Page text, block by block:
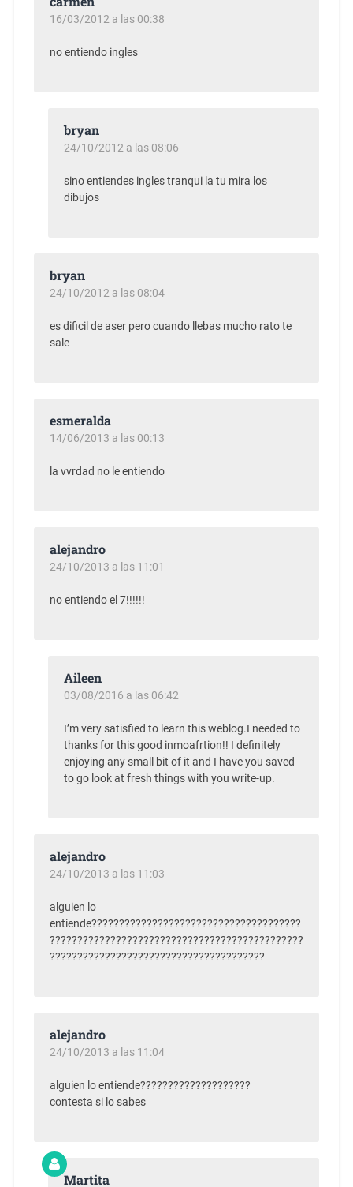
16/03/2012 a las 00:38
no entiendo ingles
bryan
24/10/2012 a las 08:06
sino entiendes ingles tranqui la tu mira los
dibujos
bryan
24/10/2012 a las 08:04
es dificil de aser pero cuando llebas mucho rato te
sale
esmeralda
14/06/2013 a las 00:13
la vvrdad no le entiendo
alejandro
24/10/2013 a las 11:01
no entiendo el 7!!!!!!
Aileen
03/08/2016 a las 06:42
I’m very satisfied to learn this weblog.I needed to
thanks for this good inmoafrtion!! I definitely
enjoying any small bit of it and I have you saved
to go look at fresh things with you write-up.
alejandro
24/10/2013 a las 11:03
alguien lo
entiende??????????????????????????????????????
??????????????????????????????????????????????
???????????????????????????????????????
alejandro
24/10/2013 a las 11:04
alguien lo entiende????????????????????
contesta si lo sabes
Martita